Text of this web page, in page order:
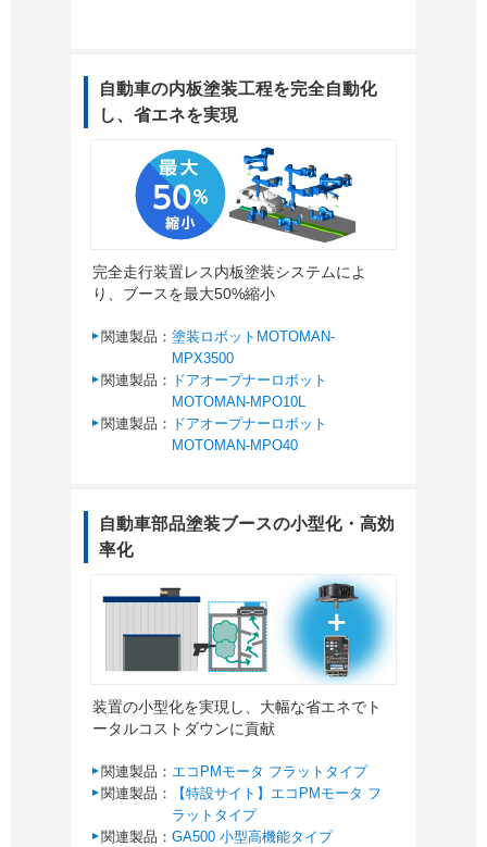
自動車の内板塗装工程を完全自動化
し、省エネを実現
完全走行装置レス内板塗装システムによ
り、ブースを最大50%縮小
関連製品： 塗装ロボットMOTOMAN-
MPX3500
関連製品： ドアオープナーロボット
MOTOMAN-MPO10L
関連製品： ドアオープナーロボット
MOTOMAN-MPO40
自動車部品塗装ブースの小型化・高効
率化
装置の小型化を実現し、大幅な省エネでト
ータルコストダウンに貢献
関連製品： エコPMモータ フラットタイプ
関連製品：
【特設サイト】エコPMモータ フ
ラットタイプ
関連製品： GA500 小型高機能タイプ